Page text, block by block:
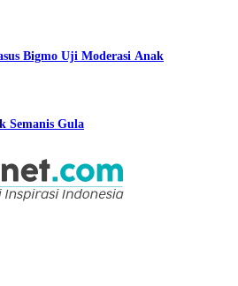
Bigmo Uji Moderasi Anak
Semanis Gula